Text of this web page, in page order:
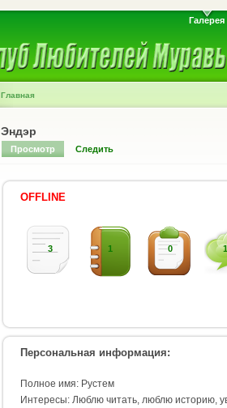
Галерея
Главная
Эндэр
Просмотр Следить
OFFLINE
3 1 0
Персональная информация:
Полное имя: Рустем
Интересы: Люблю читать, люблю историю,